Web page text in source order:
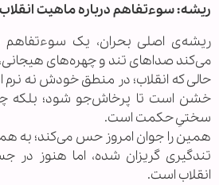
ریشه: سوءتفاهم درباره ماهیت
ریشه‌ی اصلی بحران، یک
می‌کند صداهای تند و چهره‌های هیجانی،
حالی که انقلاب؛ در منطق خودش نه
خشن است تا پرخاش‌جو شود؛ بلکه
سختیِ حکمت است.
همین را جوان امروز حس می‌کند؛ به
تندگیری گریزان شده، اما هنوز
انقلاب است.